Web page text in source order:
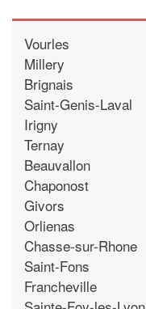
Vourles
Millery
Brignais
Saint-Genis-Laval
Irigny
Ternay
Beauvallon
Chaponost
Givors
Orlienas
Chasse-sur-Rhone
Saint-Fons
Francheville